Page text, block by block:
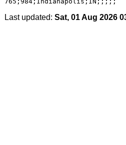
Last updated: Sat, 01 Aug 2026